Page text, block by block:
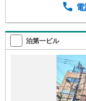
泊第一ビル